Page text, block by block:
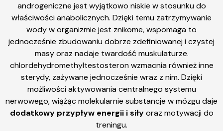
androgeniczne jest wyjątkowo niskie w stosunku do
właściwości anabolicznych. Dzięki temu zatrzymywanie
wody w organizmie jest znikome, wspomaga to
jednocześnie zbudowaniu dobrze zdefiniowanej i czystej
masy oraz nadaje twardość muskulaturze.
chlordehydromethyltestosteron wzmacnia również inne
sterydy, zażywane jednocześnie wraz z nim. Dzięki
możliwości aktywowania centralnego systemu
nerwowego, wiążąc molekularnie substancje w mózgu daje
dodatkowy przypływ energii i siłyoraz motywacji do
treningu.